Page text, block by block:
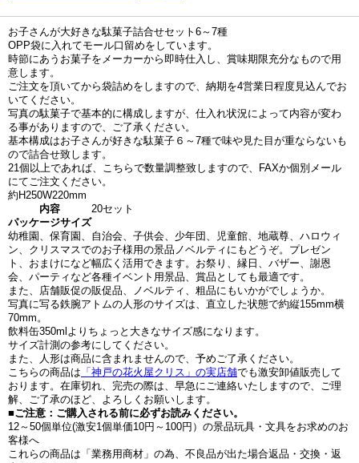
お子さんが大好きな駄菓子詰合せセット6～7種
OPP袋に入れてモール口留めをしています。
時節にあうお菓子をメーカーから即時仕入し、賞味期限充分なもので用
意します。
ご注文を頂いてから袋詰めをしますので、納期を4営業日程度見込んでお
いてください。
写真の駄菓子で基本的に構成しますが、仕入れ状況によって内容が変わ
る事がありますので、ご了承ください。
基本構成はお子さんが好きな駄菓子６～7種で味や見た目が重ならないも
ので詰合せ致します。
21個以上であれば、こちらで数量調整致しますので、FAXか個別メール
にてご注文ください。
約H250W220mm
内容
20セット
パッケージサイズ
幼稚園、保育園、自治会、子供会、少年団、児童館、地蔵尊、ハロウィ
ン、クリスマスでのお子様用の景品ノベルティにもどうぞ。プレゼン
ト、おまけになど幅広く活用できます。お祭り、縁日、バザー、謝恩
会、パーティなど各種イベント用景品、賞品としても最適です。
また、店舗販促の販促品、ノベルティ、粗品にもいかがでしょうか。
写真に写る鉄腕アトムの人形のサイズは、直立した状態で約縦155mm横
70mm。
飲料缶350mlよりちょっと大きなサイズ感になります。
サイズ計測の参考にしてください。
また、人形は商品に含まれませんので、予めご了承ください。
こちらの商品は 「神戸の花火屋クリス」の実店舗でも激安卸値販売して
おります。在庫切れ、完売の際は、早急にご連絡いたしますので、ご理
解、ご了承のほど、よろしくお願いします。
■ご注意：ご購入される前に必ずお読みください。
12～50個単位(激安1個単価10円～100円）の景品玩具・文具をお求めのお
客様へ
これらの商品は「業務用商材」の為、不良品が出た場合返品・交換・返